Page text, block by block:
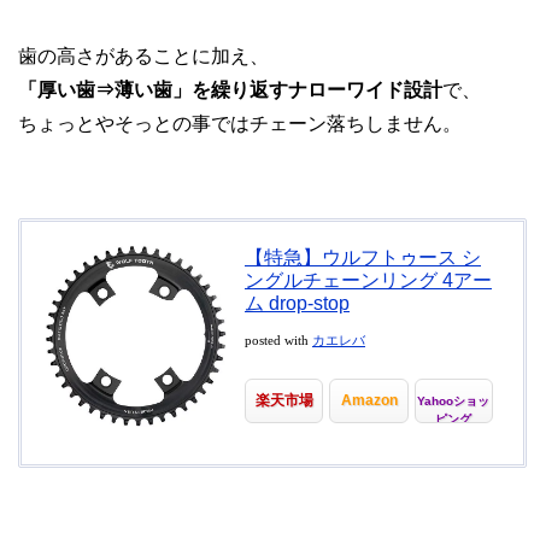
歯の高さがあることに加え、
「厚い歯⇒薄い歯」を繰り返すナローワイド設計で、
ちょっとやそっとの事ではチェーン落ちしません。
【特急】ウルフトゥース シ
ングルチェーンリング 4アー
ム drop-stop
posted with カエレバ
楽天市場 Amazon
Yahooショッ
ピング